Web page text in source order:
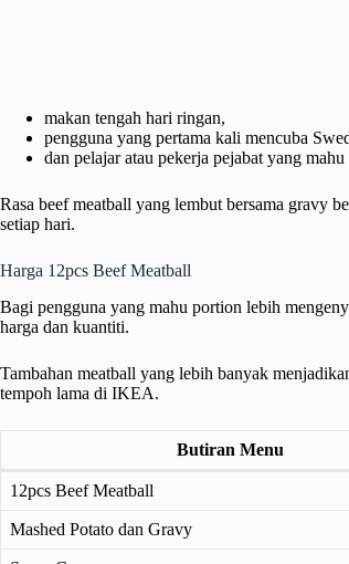
makan tengah hari ringan,
pengguna yang pertama kali mencuba
dan pelajar atau pekerja pejabat yang
Rasa beef meatball yang lembut bersama gravy
setiap hari.
Harga 12pcs Beef Meatball
Bagi pengguna yang mahu portion lebih
harga dan kuantiti.
Tambahan meatball yang lebih banyak
tempoh lama di IKEA.
Butiran Menu
12pcs Beef Meatball
Mashed Potato dan Gravy